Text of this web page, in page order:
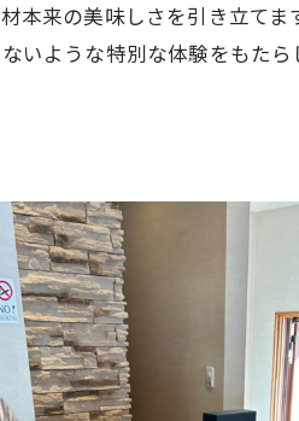
本来の美味しさを引き立て
いような特別な体験をもたら